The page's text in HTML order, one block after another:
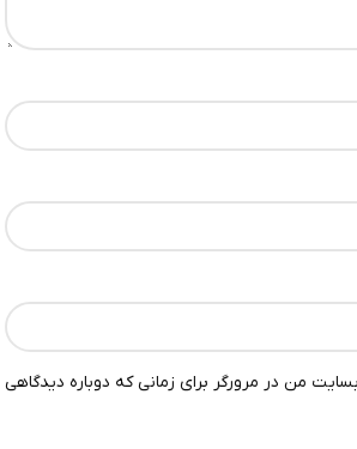
من در مرورگر برای زمانی که دوباره دیدگاهی